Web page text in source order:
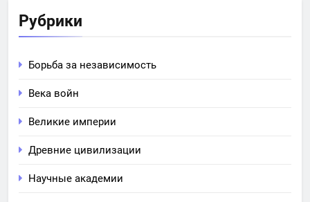
Рубрики
Борьба за независимость
Века войн
Великие империи
Древние цивилизации
Научные академии